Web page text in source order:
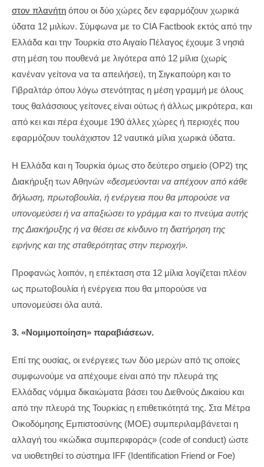
στον πλανήτη όπου οι δύο χώρες δεν εφαρμόζουν χωρικά
ύδατα 12 μιλίων. Σύμφωνα με το CIA Factbook εκτός από την
Ελλάδα και την Τουρκία στο Αιγαίο Πέλαγος έχουμε 3 νησιά
στη μέση του πουθενά με λιγότερα από 12 μίλια (χωρίς
κανέναν γείτονα να τα απειλήσει), τη Σιγκαπούρη και το
Γιβραλτάρ όπου λόγω στενότητας η μέση γραμμή με όλους
τους θαλάσσιους γείτονες είναι ούτως ή άλλως μικρότερα, και
από κει και πέρα έχουμε 190 άλλες χώρες ή περιοχές που
εφαρμόζουν τουλάχιστον 12 ναυτικά μίλια χωρικά ύδατα.
Η Ελλάδα και η Τουρκία όμως στο δεύτερο σημείο (OP2) της
Διακήρυξη των Αθηνών «δεσμεύονται να απέχουν από κάθε
δήλωση, πρωτοβουλία, ή ενέργεια που θα μπορούσε να
υπονομεύσει ή να απαξιώσει το γράμμα και το πνεύμα αυτής
της Διακήρυξης ή να θέσει σε κίνδυνο τη διατήρηση της
ειρήνης και της σταθερότητας στην περιοχή».
Προφανώς λοιπόν, η επέκταση στα 12 μίλια λογίζεται πλέον
ως πρωτοβουλία ή ενέργεια που θα μπορούσε να
υπονομεύσει όλα αυτά.
3. «Νομιμοποίηση» παραβιάσεων.
Επί της ουσίας, οι ενέργειες των δύο μερών από τις οποίες
συμφωνούμε να απέχουμε είναι από την πλευρά της
Ελλάδας νόμιμα δικαιώματα βάσει του Διεθνούς Δικαίου και
από την πλευρά της Τουρκίας η επιθετικότητά της. Στα Μέτρα
Οικοδόμησης Εμπιστοσύνης (ΜΟΕ) συμπεριλαμβάνεται η
αλλαγή του «κώδικα συμπεριφοράς» (code of conduct) ώστε
να υιοθετηθεί το σύστημα IFF (Identification Friend or Foe)